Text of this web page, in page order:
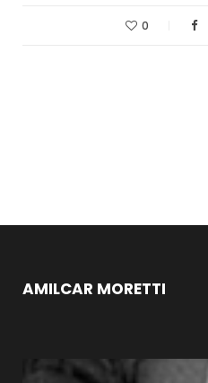
0
AMILCAR MORETTI